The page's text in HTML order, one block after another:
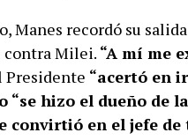
Manes recordó su
Milei. “A mí me
Presidente “acertó en
“se hizo el dueño de
convirtió en el jefe de